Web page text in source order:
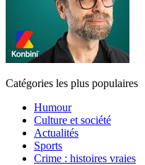
Catégories les plus populaires
Humour
Culture et société
Actualités
Sports
Crime : histoires vraies